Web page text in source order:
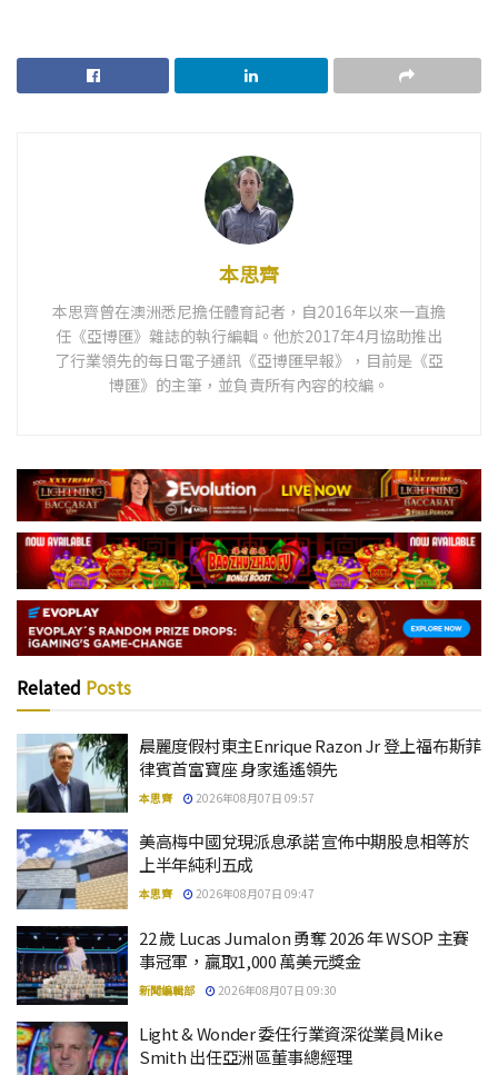
本思齊
本思齊曾在澳洲悉尼擔任體育記者，自2016年以來一直擔
任《亞博匯》雜誌的執行編輯。他於2017年4月協助推出
了行業領先的每日電子通訊《亞博匯早報》，目前是《亞
博匯》的主筆，並負責所有內容的校編。
Related Posts
晨麗度假村東主Enrique Razon Jr 登上福布斯菲
律賓首富寶座 身家遙遙領先
本思齊 2026年08月07日 09:57
美高梅中國兌現派息承諾 宣佈中期股息相等於
上半年純利五成
本思齊 2026年08月07日 09:47
22 歲 Lucas Jumalon 勇奪 2026 年 WSOP 主賽
事冠軍，贏取1,000 萬美元獎金
新聞編輯部 2026年08月07日 09:30
Light & Wonder 委任行業資深從業員Mike
Smith 出任亞洲區董事總經理